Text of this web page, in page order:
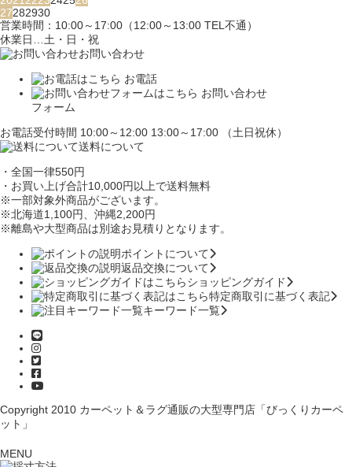
27282930
営業時間：10:00～17:00（12:00～13:00 TEL不通）
休業日…土・日・祝
お問い合わせ
お電話
お問い合わせ
フォーム
お電話受付時間 10:00～12:00 13:00～17:00 （土日祝休）
送料について
・全国一律550円
・お買い上げ合計10,000円 以上で送料無料
※一部対象外商品がございます。
※北海道1,100円、沖縄2,200円
※離島や大型商品は別途お見積りとなります。
ポイントについて
返品交換について
ショッピングガイド
特定商取引に基づく表記
キーワード一覧
Copyright 2010 カーペット＆ラグ通販の大型専門店「びっくりカーペ
ット」
MENU